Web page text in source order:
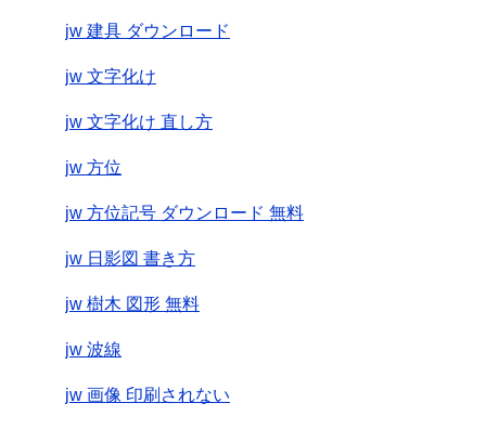
jw 建具 ダウンロード
jw 文字化け
jw 文字化け 直し方
jw 方位
jw 方位記号 ダウンロード 無料
jw 日影図 書き方
jw 樹木 図形 無料
jw 波線
jw 画像 印刷されない